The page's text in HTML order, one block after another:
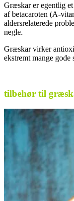
Græskar er egentlig
af betacaroten (A-
aldersrelaterede
negle.
Græskar virker
ekstremt mange
tilbehør til